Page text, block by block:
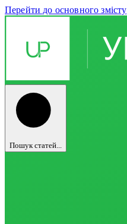
Перейти до основного змісту
Пошук статей...